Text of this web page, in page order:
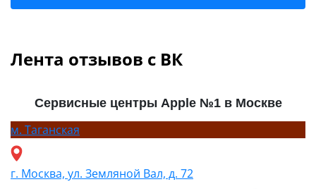
Лента отзывов с ВК
Сервисные центры Apple №1 в Москве
м. Таганская
г. Москва, ул. Земляной Вал, д. 72